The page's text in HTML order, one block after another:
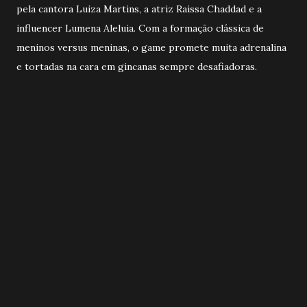
pela cantora Luiza Martins, a atriz Raissa Chaddad e a
influencer Lumena Aleluia. Com a formação clássica de
meninos versus meninas, o game promete muita adrenalina
e tortadas na cara em gincanas sempre desafiadoras.